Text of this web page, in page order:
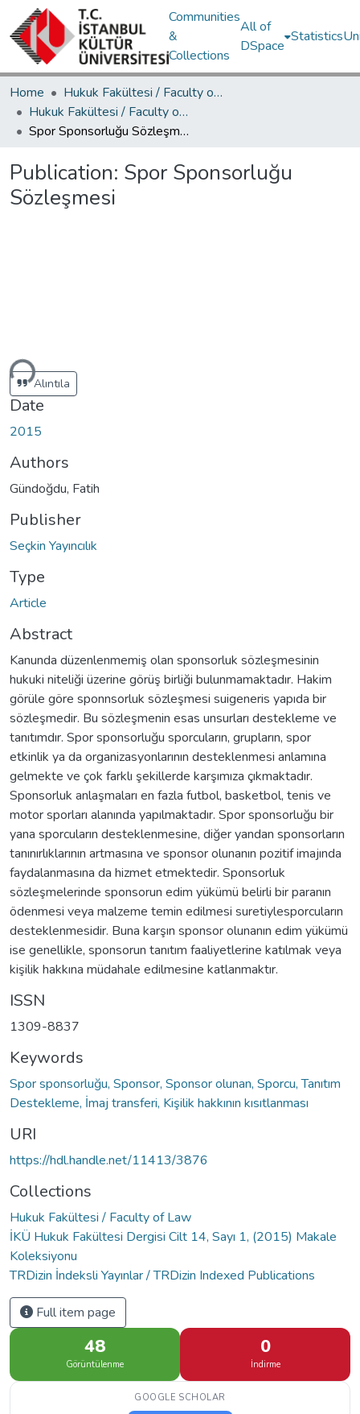
Communities
&
Collections
All of
DSpace
Statistics
Home
Hukuk Fakültesi / Faculty of Law
Hukuk Fakültesi / Faculty of Law
Spor Sponsorluğu Sözleşmesi
Publication: Spor Sponsorluğu
Sözleşmesi
Alıntıla
Date
2015
Authors
Gündoğdu, Fatih
Publisher
Seçkin Yayıncılık
Type
Article
Abstract
Kanunda düzenlenmemiş olan sponsorluk sözleşmesinin
hukuki niteliği üzerine görüş birliği bulunmamaktadır. Hakim
görüle göre sponnsorluk sözleşmesi suigeneris yapıda bir
sözleşmedir. Bu sözleşmenin esas unsurları destekleme ve
tanıtımdır. Spor sponsorluğu sporcuların, grupların, spor
etkinlik ya da organizasyonlarının desteklenmesi anlamına
gelmekte ve çok farklı şekillerde karşımıza çıkmaktadır.
Sponsorluk anlaşmaları en fazla futbol, basketbol, tenis ve
motor sporları alanında yapılmaktadır. Spor sponsorluğu bir
yana sporcuların desteklenmesine, diğer yandan sponsorların
tanınırlıklarının artmasına ve sponsor olunanın pozitif imajında
faydalanmasına da hizmet etmektedir. Sponsorluk
sözleşmelerinde sponsorun edim yükümü belirli bir paranın
ödenmesi veya malzeme temin edilmesi suretiylesporcuların
desteklenmesidir. Buna karşın sponsor olunanın edim yükümü
ise genellikle, sponsorun tanıtım faaliyetlerine katılmak veya
kişilik hakkına müdahale edilmesine katlanmaktır.
ISSN
1309-8837
Keywords
Spor sponsorluğu, Sponsor, Sponsor olunan, Sporcu, Tanıtım
Destekleme, İmaj transferi, Kişilik hakkının kısıtlanması
URI
https://hdl.handle.net/11413/3876
Collections
Hukuk Fakültesi / Faculty of Law
İKÜ Hukuk Fakültesi Dergisi Cilt 14, Sayı 1, (2015) Makale
Koleksiyonu
TRDizin İndeksli Yayınlar / TRDizin Indexed Publications
Full item page
48
Görüntülenme
0
İndirme
GOOGLE SCHOLAR